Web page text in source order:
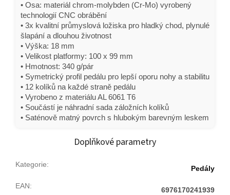
• Osa: materiál chrom-molybden (Cr-Mo) vyrobený
technologií CNC obrábění
• 3x kvalitní průmyslová ložiska pro hladký chod, plynulé
šlapání a dlouhou životnost
• Výška: 18 mm
• Velikost platformy: 100 x 99 mm
• Hmotnost: 340 g/pár
• Symetrický profil pedálu pro lepší oporu nohy a stabilitu
• 12 kolíků na každé straně pedálu
• Vyrobeno z materiálu AL 6061 T6
• Součástí je náhradní sada záložních kolíků
• Saténově matný povrch s hlubokým barevným leskem
Doplňkové parametry
Kategorie: Pedály
EAN: 6976170241939